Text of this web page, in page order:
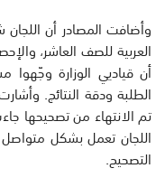
وأضافت المصادر أن
العربية للصف العاشر،
أن قياديي الوزارة
الطلبة ودقة النتائج.
تم الانتهاء من تصحيحها
اللجان تعمل بشكل متواصل
التصحيح.